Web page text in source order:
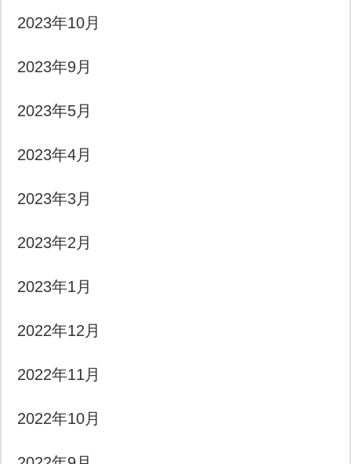
2023年10月
2023年9月
2023年5月
2023年4月
2023年3月
2023年2月
2023年1月
2022年12月
2022年11月
2022年10月